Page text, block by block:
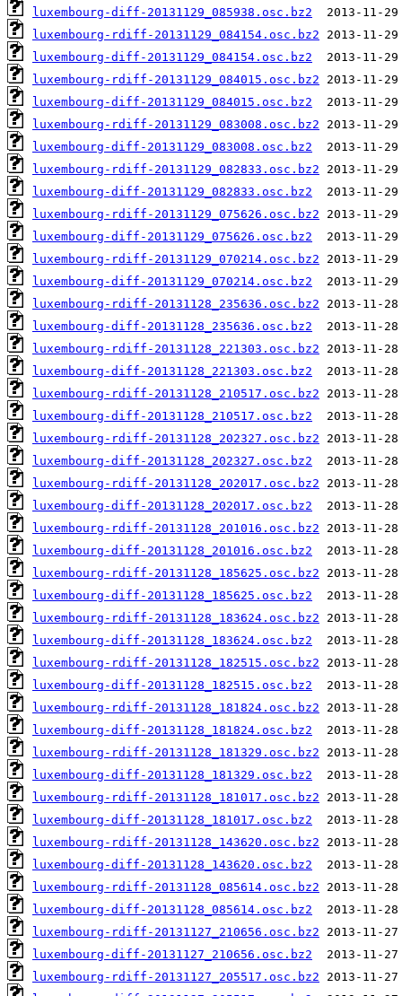
luxembourg-diff-20131129_085938.osc.bz2
luxembourg-rdiff-20131129_084154.osc.bz2
luxembourg-diff-20131129_084154.osc.bz2
luxembourg-rdiff-20131129_084015.osc.bz2
luxembourg-diff-20131129_084015.osc.bz2
luxembourg-rdiff-20131129_083008.osc.bz2
luxembourg-diff-20131129_083008.osc.bz2
luxembourg-rdiff-20131129_082833.osc.bz2
luxembourg-diff-20131129_082833.osc.bz2
luxembourg-rdiff-20131129_075626.osc.bz2
luxembourg-diff-20131129_075626.osc.bz2
luxembourg-rdiff-20131129_070214.osc.bz2
luxembourg-diff-20131129_070214.osc.bz2
luxembourg-rdiff-20131128_235636.osc.bz2
luxembourg-diff-20131128_235636.osc.bz2
luxembourg-rdiff-20131128_221303.osc.bz2
luxembourg-diff-20131128_221303.osc.bz2
luxembourg-rdiff-20131128_210517.osc.bz2
luxembourg-diff-20131128_210517.osc.bz2
luxembourg-rdiff-20131128_202327.osc.bz2
luxembourg-diff-20131128_202327.osc.bz2
luxembourg-rdiff-20131128_202017.osc.bz2
luxembourg-diff-20131128_202017.osc.bz2
luxembourg-rdiff-20131128_201016.osc.bz2
luxembourg-diff-20131128_201016.osc.bz2
luxembourg-rdiff-20131128_185625.osc.bz2
luxembourg-diff-20131128_185625.osc.bz2
luxembourg-rdiff-20131128_183624.osc.bz2
luxembourg-diff-20131128_183624.osc.bz2
luxembourg-rdiff-20131128_182515.osc.bz2
luxembourg-diff-20131128_182515.osc.bz2
luxembourg-rdiff-20131128_181824.osc.bz2
luxembourg-diff-20131128_181824.osc.bz2
luxembourg-rdiff-20131128_181329.osc.bz2
luxembourg-diff-20131128_181329.osc.bz2
luxembourg-rdiff-20131128_181017.osc.bz2
luxembourg-diff-20131128_181017.osc.bz2
luxembourg-rdiff-20131128_143620.osc.bz2
luxembourg-diff-20131128_143620.osc.bz2
luxembourg-rdiff-20131128_085614.osc.bz2
luxembourg-diff-20131128_085614.osc.bz2
luxembourg-rdiff-20131127_210656.osc.bz2
luxembourg-diff-20131127_210656.osc.bz2
luxembourg-rdiff-20131127_205517.osc.bz2